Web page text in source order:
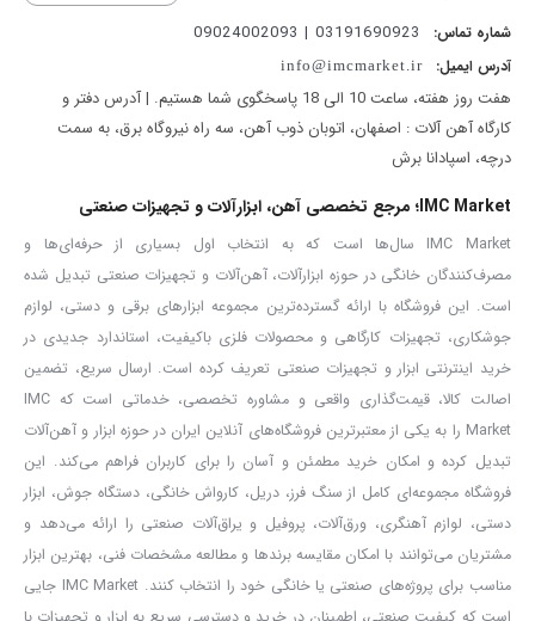
شماره تماس: 03191690923 | 09024002093
آدرس ایمیل: info@imcmarket.ir
هفت روز هفته، ساعت 10 الی 18 پاسخگوی شما هستیم. | آدرس دفتر و
کارگاه آهن آلات : اصفهان، اتوبان ذوب آهن، سه راه نیروگاه برق، به سمت
درچه، اسپادانا برش
IMC Market؛ مرجع تخصصی آهن، ابزارآلات و تجهیزات صنعتی
IMC Market سال‌ها است که به انتخاب اول بسیاری از حرفه‌ای‌ها و
مصرف‌کنندگان خانگی در حوزه ابزارآلات، آهن‌آلات و تجهیزات صنعتی تبدیل شده
است. این فروشگاه با ارائه گسترده‌ترین مجموعه ابزارهای برقی و دستی، لوازم
جوشکاری، تجهیزات کارگاهی و محصولات فلزی باکیفیت، استاندارد جدیدی در
خرید اینترنتی ابزار و تجهیزات صنعتی تعریف کرده است. ارسال سریع، تضمین
اصالت کالا، قیمت‌گذاری واقعی و مشاوره تخصصی، خدماتی است که IMC
Market را به یکی از معتبرترین فروشگاه‌های آنلاین ایران در حوزه ابزار و آهن‌آلات
تبدیل کرده و امکان خرید مطمئن و آسان را برای کاربران فراهم می‌کند. این
فروشگاه مجموعه‌ای کامل از سنگ فرز، دریل، کارواش خانگی، دستگاه جوش، ابزار
دستی، لوازم آهنگری، ورق‌آلات، پروفیل و یراق‌آلات صنعتی را ارائه می‌دهد و
مشتریان می‌توانند با امکان مقایسه برندها و مطالعه مشخصات فنی، بهترین ابزار
مناسب برای پروژه‌های صنعتی یا خانگی خود را انتخاب کنند. IMC Market جایی